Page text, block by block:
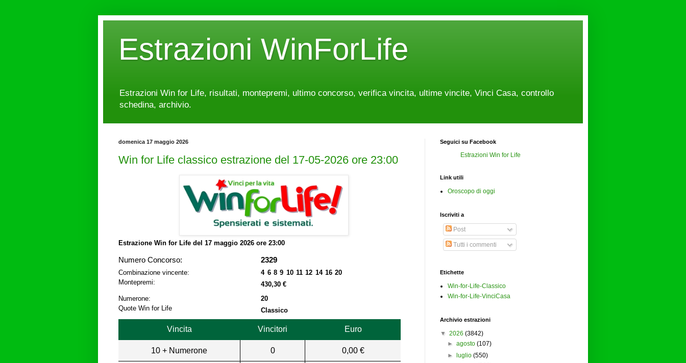
Estrazioni WinForLife
Estrazioni Win for Life, risultati, montepremi, ultimo concorso, verifica vincita, ultime vincite, Vinci Casa, controllo
schedina, archivio.
domenica 17 maggio 2026
Win for Life classico estrazione del 17-05-2026 ore 23:00
Estrazione Win for Life del 17 maggio 2026 ore 23:00
Numero Concorso: 2329
Combinazione vincente:
4 6 8 9 10 11 12 14 16 20
Montepremi:
430,30 €
Numerone:
20
Quote Win for Life
Classico
Vincita Vincitori Euro
10 + Numerone 0 0,00 €
Seguici su Facebook
Estrazioni Win for Life
Link utili
Oroscopo di oggi
Iscriviti a
Post
Tutti i commenti
Etichette
Win-for-Life-Classico
Win-for-Life-VinciCasa
Archivio estrazioni
▼ 2026 (3842)
►agosto (107)
►
luglio (550)